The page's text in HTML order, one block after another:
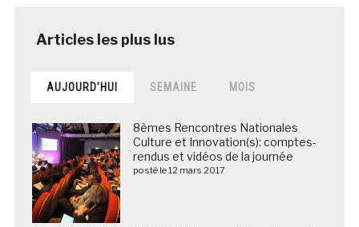
AUJOURD’HUI SEMAINE MOIS
8èmes Rencontres Nationales
Culture et Innovation(s): comptes-
rendus et vidéos de la journée
posté le 12 mars 2017